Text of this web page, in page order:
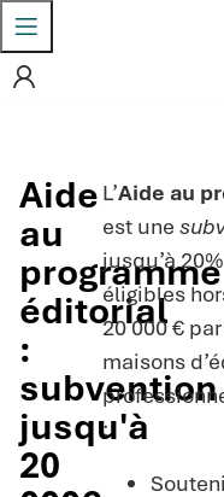
Aide
au
programme
éditorial
:
subvention
jusqu'à
20
L’Aide au
est une
jusqu’à
éligibles
20 000 €
maisons
: